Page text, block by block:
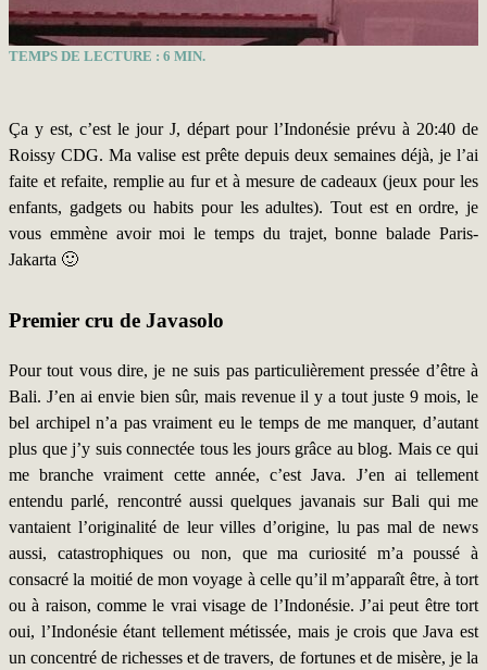
TEMPS DE LECTURE : 6 MIN.
Ça y est, c’est le jour J, départ pour l’Indonésie prévu à 20:40 de
Roissy CDG. Ma valise est prête depuis deux semaines déjà, je l’ai
faite et refaite, remplie au fur et à mesure de cadeaux (jeux pour les
enfants, gadgets ou habits pour les adultes). Tout est en ordre, je
vous emmène avoir moi le temps du trajet, bonne balade Paris-
Jakarta 🙂
Premier cru de Javasolo
Pour tout vous dire, je ne suis pas particulièrement pressée d’être à
Bali. J’en ai envie bien sûr, mais revenue il y a tout juste 9 mois, le
bel archipel n’a pas vraiment eu le temps de me manquer, d’autant
plus que j’y suis connectée tous les jours grâce au blog. Mais ce qui
me branche vraiment cette année, c’est Java. J’en ai tellement
entendu parlé, rencontré aussi quelques javanais sur Bali qui me
vantaient l’originalité de leur villes d’origine, lu pas mal de news
aussi, catastrophiques ou non, que ma curiosité m’a poussé à
consacré la moitié de mon voyage à celle qu’il m’apparaît être, à tort
ou à raison, comme le vrai visage de l’Indonésie. J’ai peut être tort
oui, l’Indonésie étant tellement métissée, mais je crois que Java est
un concentré de richesses et de travers, de fortunes et de misère, je la